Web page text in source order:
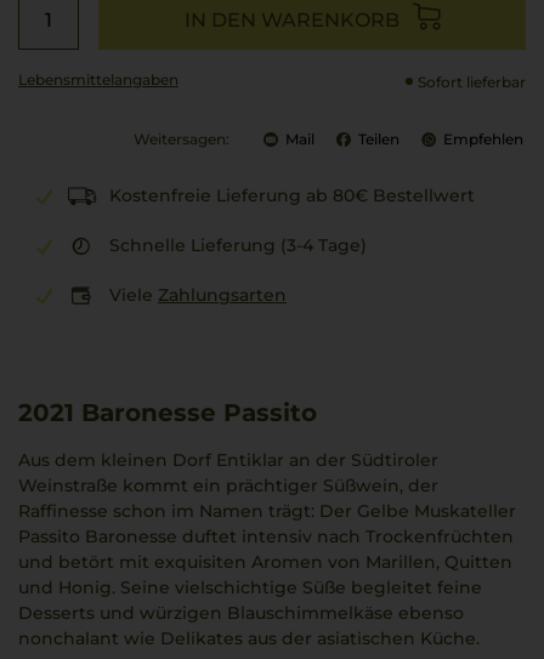
IN DEN WARENKORB
Lebensmittel­angaben Sofort lieferbar
Weitersagen: Mail Teilen Empfehlen
Kostenfreie Lieferung ab 80€ Bestellwert
Schnelle Lieferung (3-4 Tage)
Viele Zahlungsarten
2021 Baronesse Passito
Aus dem kleinen Dorf Entiklar an der Südtiroler
Weinstraße kommt ein prächtiger Süßwein, der
Raffinesse schon im Namen trägt: Der Gelbe Muskateller
Passito Baronesse duftet intensiv nach Trockenfrüchten
und betört mit exquisiten Aromen von Marillen, Quitten
und Honig. Seine vielschichtige Süße begleitet feine
Desserts und würzigen Blauschimmelkäse ebenso
nonchalant wie Delikates aus der asiatischen Küche.